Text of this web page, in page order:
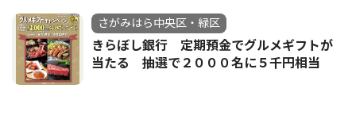
さがみはら中央区・緑区
きらぼし銀行 定期預金でグルメギフトが
当たる 抽選で２０００名に５千円相当